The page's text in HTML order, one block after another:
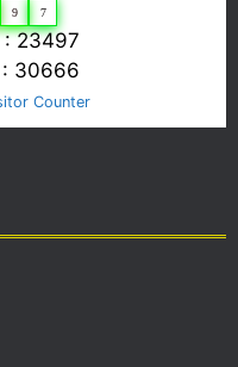
9 7
23497
30666
Counter